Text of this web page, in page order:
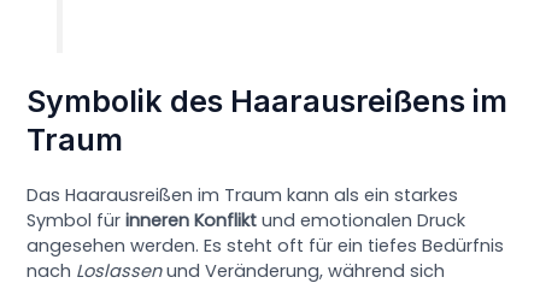
Symbolik des Haarausreißens im
Traum
Das Haarausreißen im Traum kann als ein starkes
Symbol fürinneren Konflikt und emotionalen Druck
angesehen werden. Es steht oft für ein tiefes Bedürfnis
nach Loslassenund Veränderung, während sich